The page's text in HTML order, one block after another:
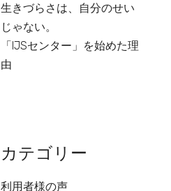
生きづらさは、自分のせい
じゃない。
「IJSセンター」を始めた理
由
カテゴリー
利用者様の声